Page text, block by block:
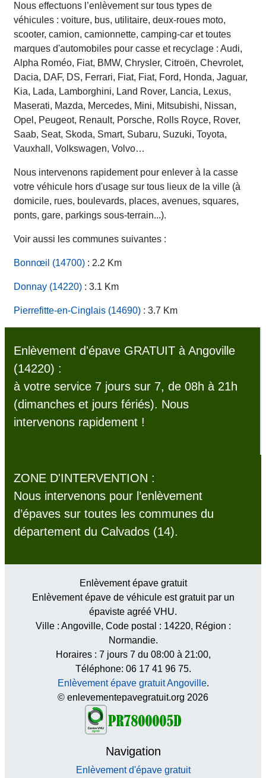
Nous effectuons l’enlèvement sur tous types de
véhicules : voiture, bus, utilitaire, deux-roues moto,
scooter, camion, camionnette, camping-car et toutes
marques d'automobiles pour casse et recyclage : Audi,
Alpha Roméo, Fiat, BMW, Chrysler, Citroën, Chevrolet,
Dacia, DAF, DS, Ferrari, Fiat, Fiat, Ford, Honda, Jaguar,
Kia, Lada, Lamborghini, Land Rover, Lancia, Lexus,
Maserati, Mazda, Mercedes, Mini, Mitsubishi, Nissan,
Opel, Peugeot, Renault, Porsche, Rolls Royce, Rover,
Saab, Seat, Skoda, Smart, Subaru, Suzuki, Toyota,
Vauxhall, Volkswagen, Volvo…
Nous intervenons rapidement pour enlever à la casse
votre véhicule hors d'usage sur tous lieux de la ville (à
domicile, rues, boulevards, places, avenues, squares,
ponts, gare, parkings sous-terrain...).
Voir aussi les communes suivantes :
Bonnœil (14700) : 2.2 Km
Donnay (14220) : 3.1 Km
Pierrefitte-en-Cinglais (14690) : 3.7 Km
Enlèvement d'épave GRATUIT à Angoville
(14220) :
à votre service 7 jours sur 7, de 08h à 21h
(dimanches et jours fériés). Nous
intervenons rapidement !
ZONE D'INTERVENTION :
Nous intervenons pour l’enlèvement
d’épaves sur toutes les communes du
département du Calvados (14).
Enlèvement épave gratuit
Enlèvement épave de véhicule est gratuit par un
épaviste agréé VHU.
Ville : Angoville, Code postal : 14220, Région :
Normandie.
Horaires : 7 jours 7 du 08:00 à 21:00,
Téléphone: 06 17 41 96 75.
Enlèvement épave gratuit Angoville.
© enlevementepavegratuit.org 2026
Navigation
Enlèvement d'épave gratuit